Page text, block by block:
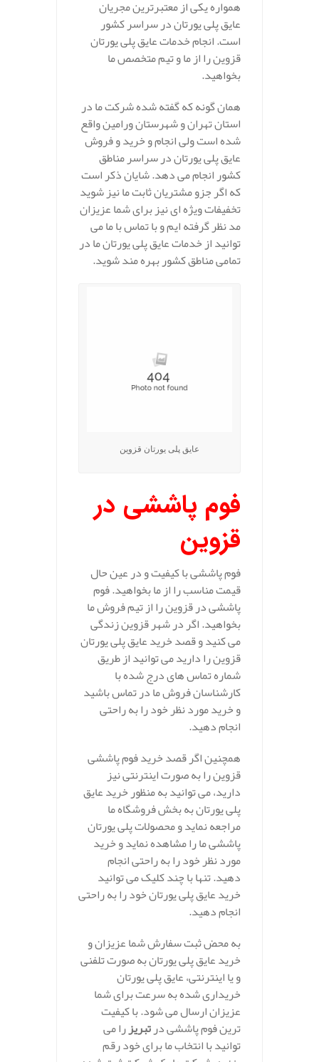
همواره یکی از معتبرترین مجریان
عایق پلی یورتان در سراسر کشور
است. انجام خدمات عایق پلی یورتان
قزوین را از ما و تیم متخصص ما
بخواهید.
همان گونه که گفته شده شرکت ما در
استان تهران و شهرستان ورامین واقع
شده است ولی انجام و خرید و فروش
عایق پلی یورتان در سراسر مناطق
کشور انجام می دهد. شایان ذکر است
که اگر جزو مشتریان ثابت ما نیز شوید
تخفیفات ویژه ای نیز برای شما عزیزان
مد نظر گرفته ایم و با تماس با ما می
توانید از خدمات عایق پلی یورتان ما در
تمامی مناطق کشور بهره مند شوید.
عایق پلی یورتان قزوین
فوم پاششی در
قزوین
فوم پاششی با کیفیت و در عین حال
قیمت مناسب را از ما بخواهید. فوم
پاششی در قزوین را از تیم فروش ما
بخواهید. اگر در شهر قزوین زندگی
می کنید و قصد خرید عایق پلی یورتان
قزوین را دارید می توانید از طریق
شماره تماس های درج شده با
کارشناسان فروش ما در تماس باشید
و خرید مورد نظر خود را به راحتی
انجام دهید.
همچنین اگر قصد خرید فوم پاششی
قزوین را به صورت اینترنتی نیز
دارید، می توانید به منظور خرید عایق
پلی یورتان به بخش فروشگاه ما
مراجعه نماید و محصولات پلی یورتان
پاششی ما را مشاهده نماید و خرید
مورد نظر خود را به راحتی انجام
دهید. تنها با چند کلیک می توانید
خرید عایق پلی یورتان خود را به راحتی
انجام دهید.
به محض ثبت سفارش شما عزیزان و
خرید عایق پلی یورتان به صورت تلفنی
و یا اینترنتی، عایق پلی یورتان
خریداری شده به سرعت برای شما
عزیزان ارسال می شود. با کیفیت
ترین فوم پاششی درتبریزرا می
توانید با انتخاب ما برای خود رقم